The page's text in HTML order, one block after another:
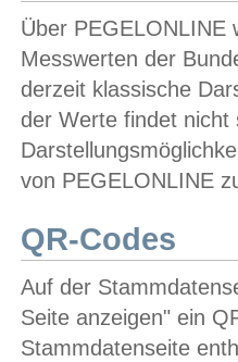
Über PEGELONLINE
Messwerten der
derzeit klassische
der Werte findet
von PEGELONLINE
QR-Codes
Auf der
Seite anzeigen" ein
Stammdatenseite